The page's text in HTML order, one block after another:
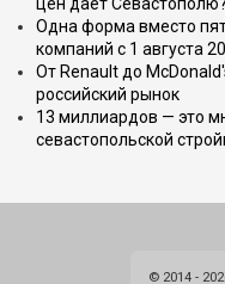
Одна форма вместо
компаний с 1 августа
От Renault до
российский рынок
13 миллиардов — это
севастопольской
© 2014 -